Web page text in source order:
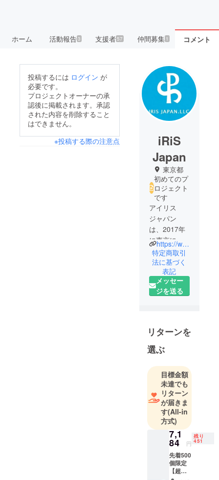
ホーム 活動報告3 支援者57 仲間募集 1 コメント
投稿するには ログイン が
必要です。
プロジェクトオーナーの承
認後に掲載されます。承認
された内容を削除すること
はできません。
※投稿する際の注意点
iRiS
Japan
東京都
初めてのプ
ロジェクト
です
アイリス
ジャパン
は、2017年
に東京にて
創業し、皆
様の生活を
より豊かに
できる新製
品の企画・
す。
自社製品の
開発におい
のチームの
特徴は「ア
イデアへの
情熱」と
「品質への
こだわり」
です。
時代を超越
して使い続
けることが
できる製
https://www.iris-japan.world/
特定商取引
法に基づく
表記
メッセー
ジを送る
リターンを
選ぶ
目標金額
未達でも
リターン
が届きま
す(All-in
方式)
7,1
84 円
残り
451
先着500
個限定
【超早